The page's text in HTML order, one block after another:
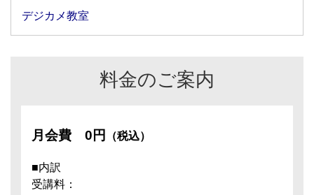
デジカメ教室
料金のご案内
月会費 0円 （税込）
■内訳
受講料：